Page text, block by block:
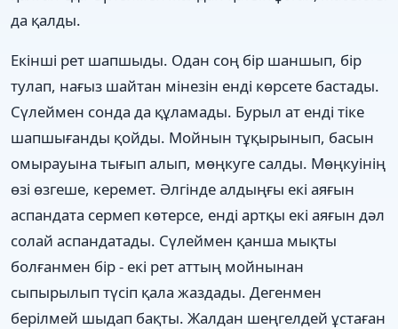
да қалды.
Екінші рет шапшыды. Одан соң бір шаншып, бір
тулап, нағыз шайтан мінезін енді көрсете бастады.
Сүлеймен сонда да құламады. Бурыл ат енді тіке
шапшығанды қойды. Мойнын тұқырынып, басын
омырауына тығып алып, мөңкуге салды. Мөңкуінің
өзі өзгеше, керемет. Әлгінде алдыңғы екі аяғын
аспандата сермеп көтерсе, енді артқы екі аяғын дәл
солай аспандатады. Сүлеймен қанша мықты
болғанмен бір - екі рет аттың мойнынан
сыпырылып түсіп қала жаздады. Дегенмен
берілмей шыдап бақты. Жалдан шеңгелдей ұстаған